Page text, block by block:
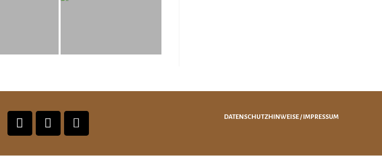
DATENSCHUTZHINWEISE/IMPRESSUM